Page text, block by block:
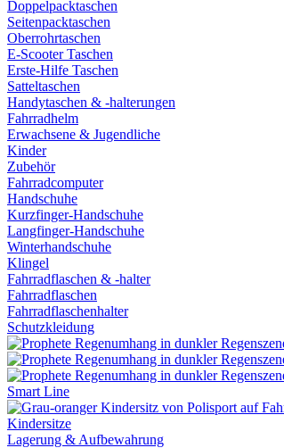
Doppelpacktaschen
Seitenpacktaschen
Oberrohrtaschen
E-Scooter Taschen
Erste-Hilfe Taschen
Satteltaschen
Handytaschen & -halterungen
Fahrradhelm
Erwachsene & Jugendliche
Kinder
Zubehör
Fahrradcomputer
Handschuhe
Kurzfinger-Handschuhe
Langfinger-Handschuhe
Winterhandschuhe
Klingel
Fahrradflaschen & -halter
Fahrradflaschen
Fahrradflaschenhalter
Schutzkleidung
Smart Line
Kindersitze
Lagerung & Aufbewahrung